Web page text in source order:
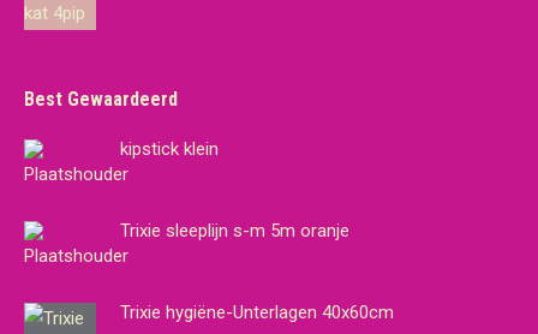
Best Gewaardeerd
kipstick klein
Trixie sleeplijn s-m 5m oranje
Trixie hygiëne-Unterlagen 40x60cm